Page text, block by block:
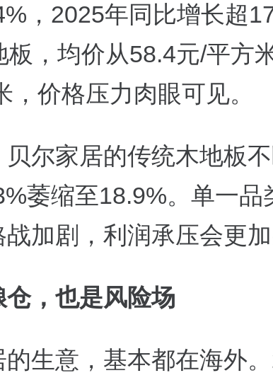
，2025年同比增长超
板，均价从58.4元/平方
，价格压力肉眼可见。
贝尔家居的传统木地板
萎缩至18.9%。单一品
加剧，利润承压会更加
，也是风险场
的生意，基本都在海外